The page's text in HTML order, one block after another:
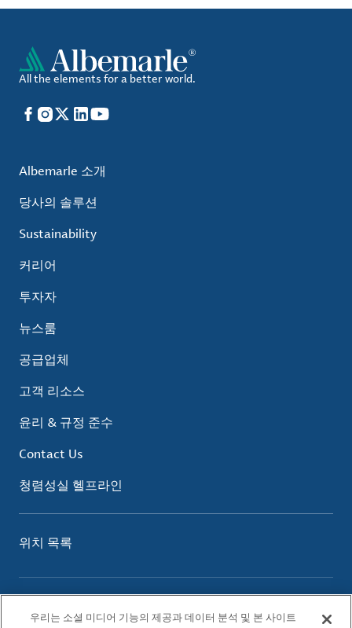
All the elements for a better world.
Facebook
Instagram
X LinkedIn
YouTube
Albemarle 소개
당사의 솔루션
Sustainability
커리어
투자자
뉴스룸
공급업체
고객 리소스
윤리 & 규정 준수
Contact Us
청렴성실 헬프라인
위치 목록
우리는 소셜 미디어 기능의 제공과 데이터 분석 및 본 사이트